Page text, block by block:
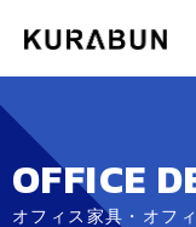
OFFICE
オフィス家具・オフ